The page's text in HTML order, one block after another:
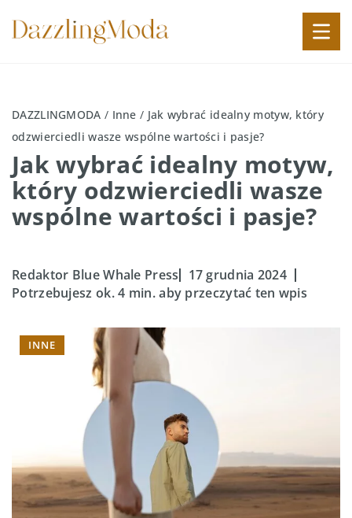
DAZZLINGMODA / Inne / Jak wybrać idealny motyw, który
odzwierciedli wasze wspólne wartości i pasje?
Jak wybrać idealny motyw,
który odzwierciedli wasze
wspólne wartości i pasje?
Redaktor Blue Whale Press
17 grudnia 2024
Potrzebujesz ok. 4 min. aby przeczytać ten wpis
INNE